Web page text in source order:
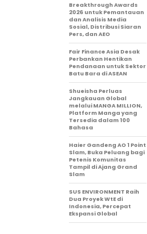
Breakthrough Awards
2026 untuk Pemantauan
dan Analisis Media
Sosial, Distribusi Siaran
Pers, dan AEO
Fair Finance Asia Desak
Perbankan Hentikan
Pendanaan untuk Sektor
Batu Bara di ASEAN
Shueisha Perluas
Jangkauan Global
melalui MANGA MILLION,
Platform Manga yang
Tersedia dalam 100
Bahasa
Haier Gandeng AO 1 Point
Slam, Buka Peluang bagi
Petenis Komunitas
Tampil di Ajang Grand
Slam
SUS ENVIRONMENT Raih
Dua Proyek WtE di
Indonesia, Percepat
Ekspansi Global